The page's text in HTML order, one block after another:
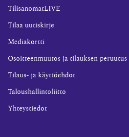
TilisanomatLIVE
Tilaa uutiskirje
Mediakortti
Osoitteenmuutos ja tilauksen peruutus
Tilaus- ja käyttöehdot
Taloushallintoliitto
Yhteystiedot